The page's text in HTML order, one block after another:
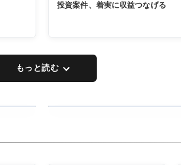
投資案件、着実に収益つなげる
もっと読む